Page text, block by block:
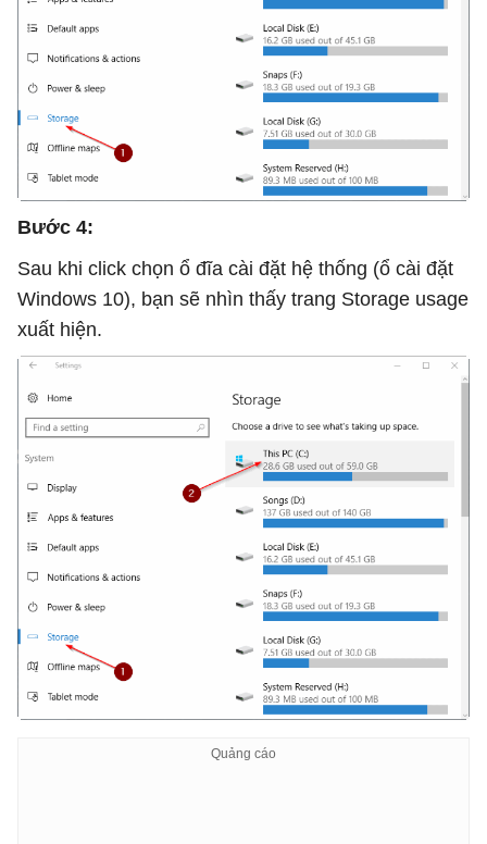
Bước 4:
Sau khi click chọn ổ đĩa cài đặt hệ thống (ổ cài đặt
Windows 10), bạn sẽ nhìn thấy trang Storage usage
xuất hiện.